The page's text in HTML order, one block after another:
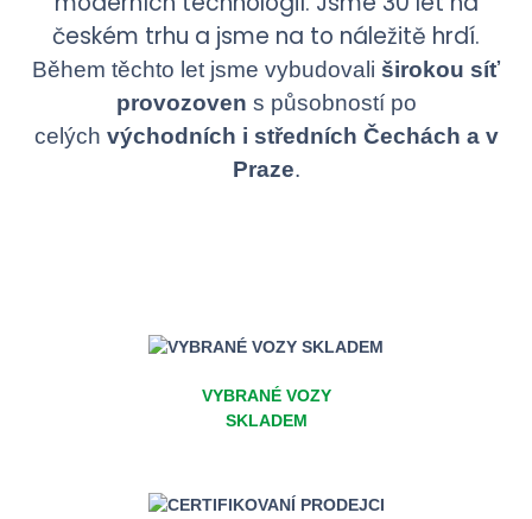
českém trhu a jsme na to náležitě hrdí.
Během těchto let jsme vybudovali širokou síť
provozoven s působností po
celých východních i středních Čechách a v
Praze.
VYBRANÉ VOZY
SKLADEM